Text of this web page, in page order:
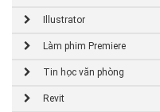
Illustrator
Làm phim Premiere
Tin học văn phòng
Revit